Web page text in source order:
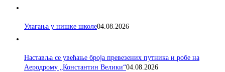
Улагања у нишке школе04.08.2026
Наставља се увећање броја превезених путника и робе на
Аеродрому „Константин Велики“04.08.2026